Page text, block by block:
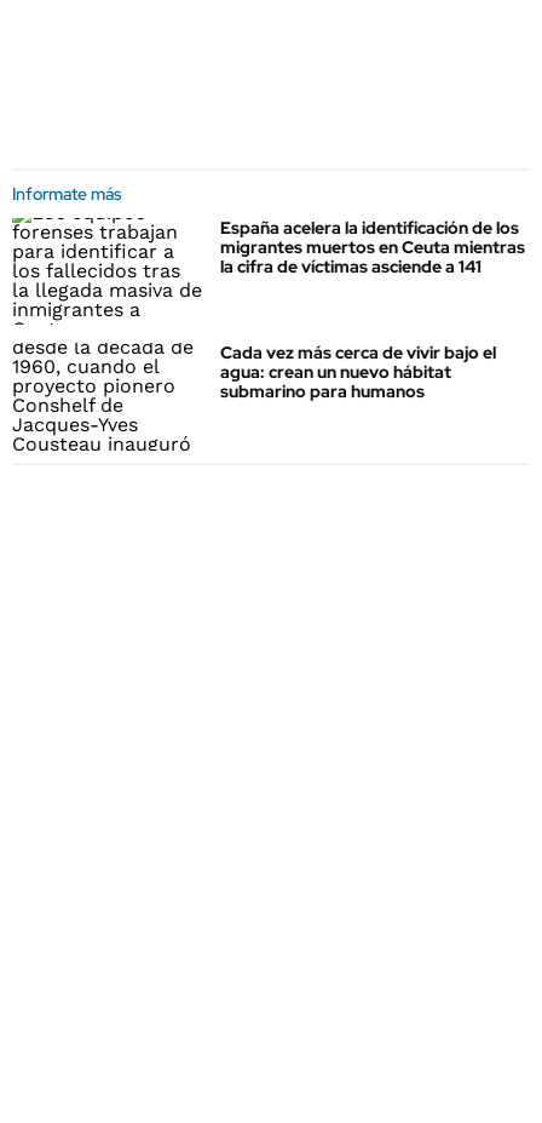
Informate más
España acelera la identificación de los
migrantes muertos en Ceuta mientras
la cifra de víctimas asciende a 141
Cada vez más cerca de vivir bajo el
agua: crean un nuevo hábitat
submarino para humanos